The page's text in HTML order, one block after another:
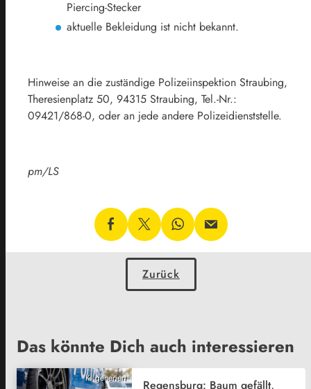
Piercing-Stecker
aktuelle Bekleidung ist nicht bekannt.
Hinweise an die zuständige Polizeiinspektion Straubing,
Theresienplatz 50, 94315 Straubing, Tel.-Nr.:
09421/868-0, oder an jede andere Polizeidienststelle.
pm/LS
Zurück
Das könnte Dich auch interessieren
KI generiert
Regensburg: Baum gefällt,